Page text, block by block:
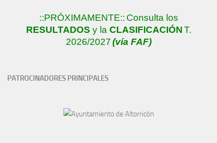
::PRÓXIMAMENTE:: Consulta los
RESULTADOS y la CLASIFICACIÓNT.
2026/2027(vía FAF)
PATROCINADORES PRINCIPALES